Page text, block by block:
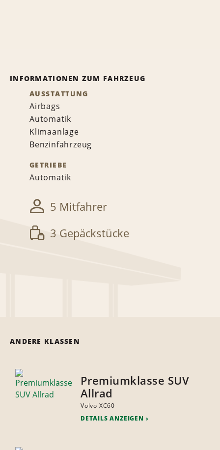
INFORMATIONEN ZUM FAHRZEUG
AUSSTATTUNG
Airbags
Automatik
Klimaanlage
Benzinfahrzeug
GETRIEBE
Automatik
5 Mitfahrer
3 Gepäckstücke
ANDERE KLASSEN
Premiumklasse SUV
Allrad
Volvo XC60
DETAILS ANZEIGEN